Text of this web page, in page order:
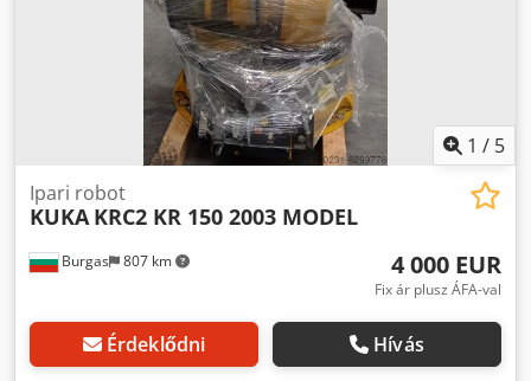
1 / 5
Burgas 807 km
Ipari robot
KUKA KRC2 KR 150 2003 MODEL
4 000 EUR
Fix ár plusz ÁFA-val
Érdeklődni Hívás